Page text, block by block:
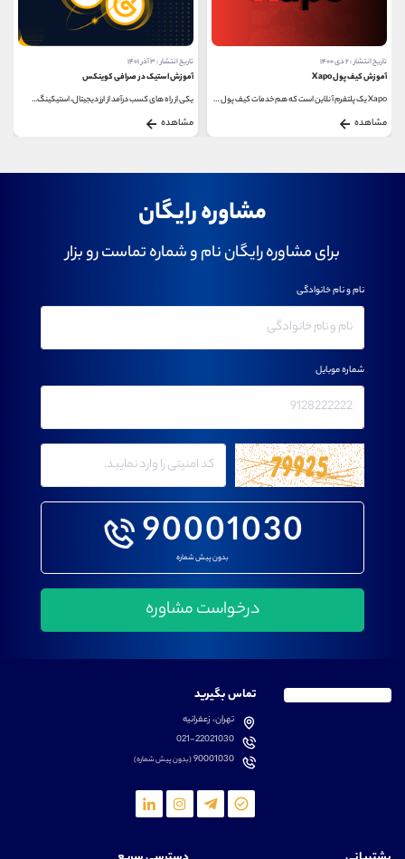
تاریخ انتشار : ۲ دی ۱۴۰۰
آموزش کیف پول Xapo
Xapo یک پلتفرم آنلاین است که هم خدمات کیف پول و...
مشاهده
تاریخ انتشار : ۳ آذر ۱۴۰۱
آموزش استیک در صرافی کوینکس
یکی از راه های کسب درآمد از ارز دیجیتال، استیکینگ...
مشاهده
مشاوره رایگان
برای مشاوره رایگان نام و شماره تماست رو بزار
90001030
بدون پیش شماره
نام و نام خانوادگی
شماره موبایل
تماس بگیرید
تهران، زعفرانیه
021-22021030
90001030(بدون پیش شماره)